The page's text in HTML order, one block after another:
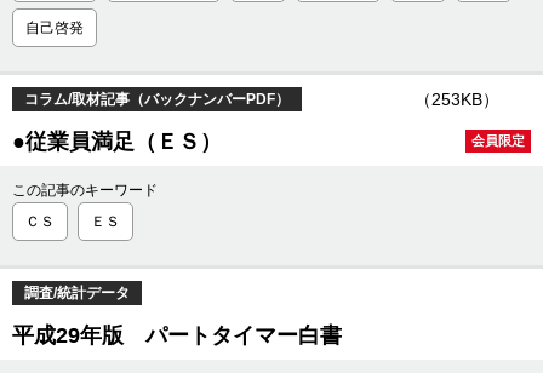
自己啓発
コラム/取材記事（バックナンバーPDF） （253KB）
会員限定
●従業員満足（ＥＳ）
この記事のキーワード
ＣＳ
ＥＳ
調査/統計データ
平成29年版 パートタイマー白書